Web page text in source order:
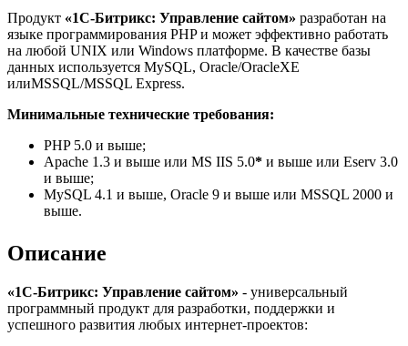
Продукт «1С-Битрикс: Управление сайтом» разработан на
языке программирования PHP и может эффективно работать
на любой UNIX или Windows платформе. В качестве базы
данных используется MySQL, Oracle/OracleXE
илиMSSQL/MSSQL Express.
Минимальные технические требования:
PHP 5.0 и выше;
Apache 1.3 и выше или MS IIS 5.0* и выше или Eserv 3.0
и выше;
MySQL 4.1 и выше, Oracle 9 и выше или MSSQL 2000 и
выше.
Описание
«1С-Битрикс: Управление сайтом» - универсальный
программный продукт для разработки, поддержки и
успешного развития любых интернет-проектов: